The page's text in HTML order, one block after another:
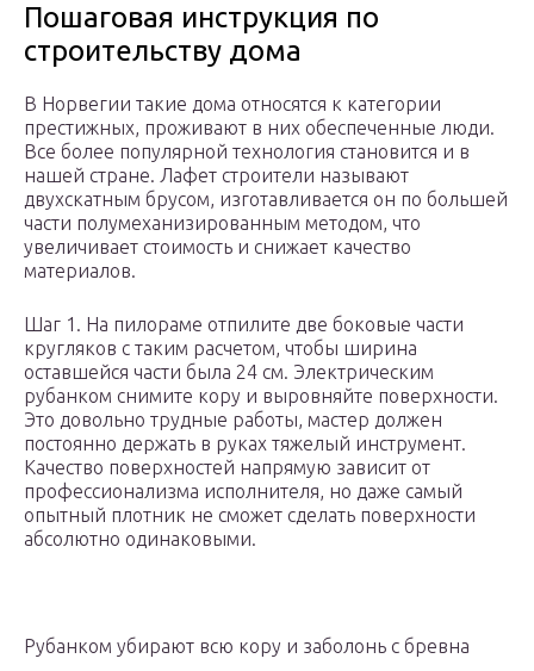
Пошаговая инструкция по
строительству дома
В Норвегии такие дома относятся к категории
престижных, проживают в них обеспеченные люди.
Все более популярной технология становится и в
нашей стране. Лафет строители называют
двухскатным брусом, изготавливается он по большей
части полумеханизированным методом, что
увеличивает стоимость и снижает качество
материалов.
Шаг 1. На пилораме отпилите две боковые части
кругляков с таким расчетом, чтобы ширина
оставшейся части была 24 см. Электрическим
рубанком снимите кору и выровняйте поверхности.
Это довольно трудные работы, мастер должен
постоянно держать в руках тяжелый инструмент.
Качество поверхностей напрямую зависит от
профессионализма исполнителя, но даже самый
опытный плотник не сможет сделать поверхности
абсолютно одинаковыми.
Рубанком убирают всю кору и заболонь с бревна